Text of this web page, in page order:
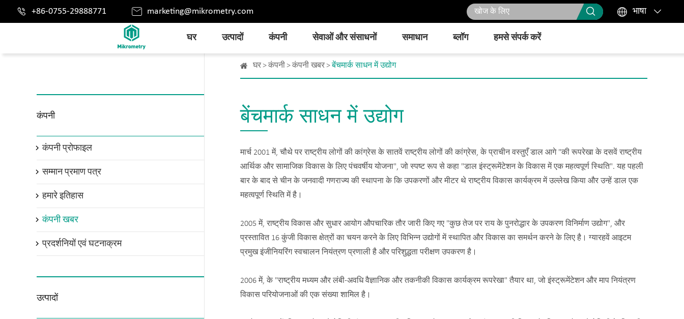
 +86-0755-29888771  marketing@mikrometry.com   भाषा 
घर उत्पादों कंपनी सेवाओं और संसाधनों समाधान ब्लॉग हमसे संपर्क करें
कंपनी
 कंपनी प्रोफाइल
 सम्मान प्रमाण पत्र
 हमारे इतिहास
 कंपनी खबर
 प्रदर्शनियों एवं घटनाक्रम
उत्पादों
घर कंपनी कंपनी खबर बेंचमार्क साधन में उद्योग
बेंचमार्क साधन में उद्योग
मार्च 2001 में, चौथे पर राष्ट्रीय लोगों की कांग्रेस के सातवें राष्ट्रीय लोगों की कांग्रेस, के प्राचीन वस्तुएँ डाल आगे "की रूपरेखा के दसवें राष्ट्रीय
आर्थिक और सामाजिक विकास के लिए पंचवर्षीय योजना", जो स्पष्ट रूप से कहा "डाल इंस्ट्रूमेंटेशन के विकास में एक महत्वपूर्ण स्थिति". यह पहली
बार के बाद से चीन के जनवादी गणराज्य की स्थापना के कि उपकरणों और मीटर थे राष्ट्रीय विकास कार्यक्रम में उल्लेख किया और उन्हें डाल एक
महत्वपूर्ण स्थिति में है।
2005 में, राष्ट्रीय विकास और सुधार आयोग औपचारिक तौर जारी किए गए "कुछ तेज पर राय के पुनरोद्धार के उपकरण विनिर्माण उद्योग", और
प्रस्तावित 16 कुंजी विकास क्षेत्रों का चयन करने के लिए विभिन्न उद्योगों में स्थापित और विकास का समर्थन करने के लिए है। ग्यारहवें आइटम
प्रमुख इंजीनियरिंग स्वचालन नियंत्रण प्रणाली है और परिशुद्धता परीक्षण उपकरण है।
2006 में, के "राष्ट्रीय मध्यम और लंबी-अवधि वैज्ञानिक और तकनीकी विकास कार्यक्रम रूपरेखा" तैयार था, जो इंस्ट्रूमेंटेशन और माप नियंत्रण
विकास परियोजनाओं की एक संख्या शामिल है।